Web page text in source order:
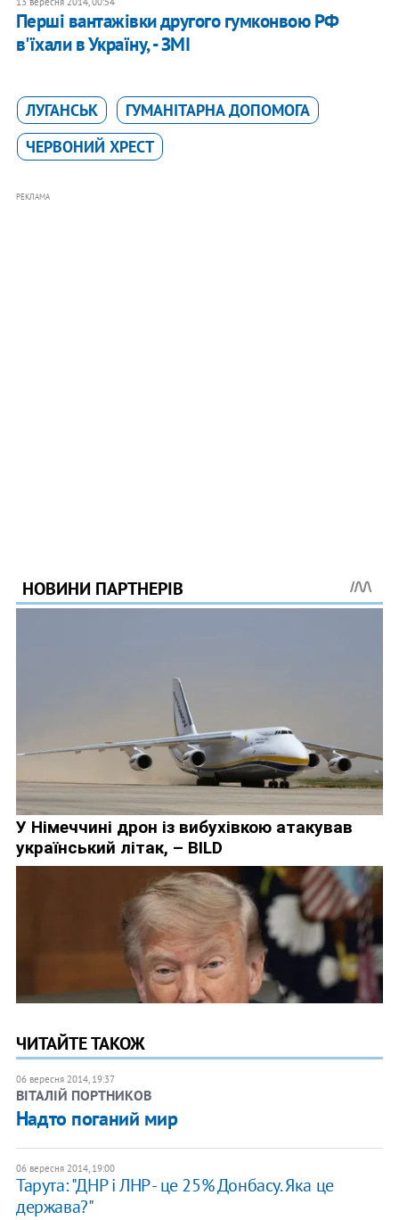
Перші вантажівки другого гумконвою РФ
в'їхали в Україну, - ЗМІ
ЛУГАНСЬК
ГУМАНІТАРНА ДОПОМОГА
ЧЕРВОНИЙ ХРЕСТ
РЕКЛАМА
ЧИТАЙТЕ ТАКОЖ
06 вересня 2014, 19:37
ВІТАЛІЙ ПОРТНИКОВ
Надто поганий мир
06 вересня 2014, 19:00
Тарута: "ДНР і ЛНР - це 25% Донбасу. Яка це
держава?"